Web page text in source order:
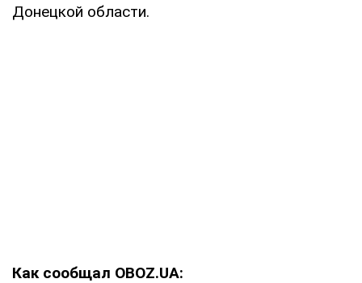
Донецкой области.
Как сообщал OBOZ.UA: